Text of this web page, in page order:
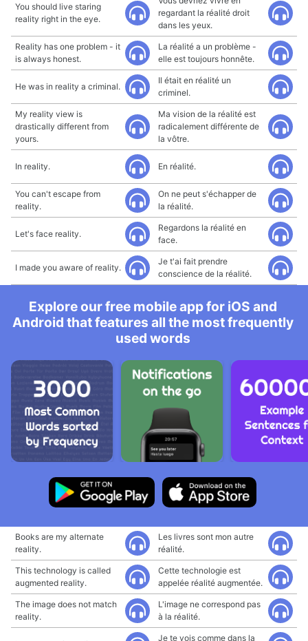
You should live staring
reality right in the eye.
regardant la réalité droit
dans les yeux.
Reality has one problem - it
is always honest.
La réalité a un problème -
elle est toujours honnête.
He was in reality a criminal.
Il était en réalité un
criminel.
My reality view is
drastically different from
yours.
Ma vision de la réalité est
radicalement différente de
la vôtre.
In reality. En réalité.
You can't escape from
reality.
On ne peut s'échapper de
la réalité.
Let's face reality.
Regardons la réalité en
face.
I made you aware of reality.
Je t'ai fait prendre
conscience de la réalité.
Explore our free mobile app for iOS and
Android that features all the most frequently
used words
Books are my alternate
reality.
Les livres sont mon autre
réalité.
This technology is called
augmented reality.
Cette technologie est
appelée réalité augmentée.
The image does not match
reality.
L'image ne correspond pas
à la réalité.
Je te vois comme dans la